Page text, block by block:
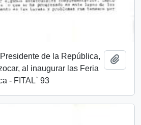
de la República,
al inaugurar las Feria
- FITAL` 93